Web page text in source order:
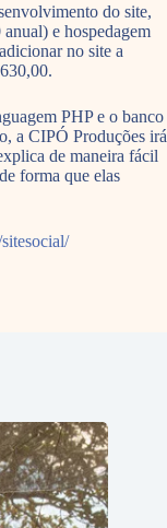
do site,
e hospedagem
no site a
PHP e o banco
a CIPÓ Produções irá
de maneira fácil
forma que elas